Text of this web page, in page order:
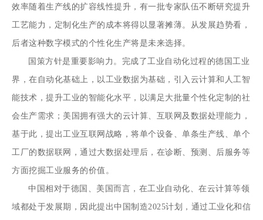
效率随着生产线的扩容线性提升，有一批专家队伍不断研究提升
工艺能力，定制化生产的成本将得以显著摊薄。从发展趋势看，
后者这种数字模式的个性化生产将是未来选择。
国策方针是重要影响力。完成了工业自动化过程的德国工业
界，在自动化基础上，以工业数据为基础，引入云计算和人工智
能技术，提升工业的智能化水平，以满足大批量个性化定制的社
会生产需求；美国拥有强大的云计算、互联网及数据处理能力，
基于此，提出工业互联网战略，将单个设备、单条生产线、单个
工厂的数据联网，通过大数据处理后，在诊断、预测、后服务等
方面挖掘工业服务的价值。
中国相对于德国、美国而言，在工业自动化、在云计算等领
域都处于发展期，因此提出中国制造2025计划，通过工业化和信